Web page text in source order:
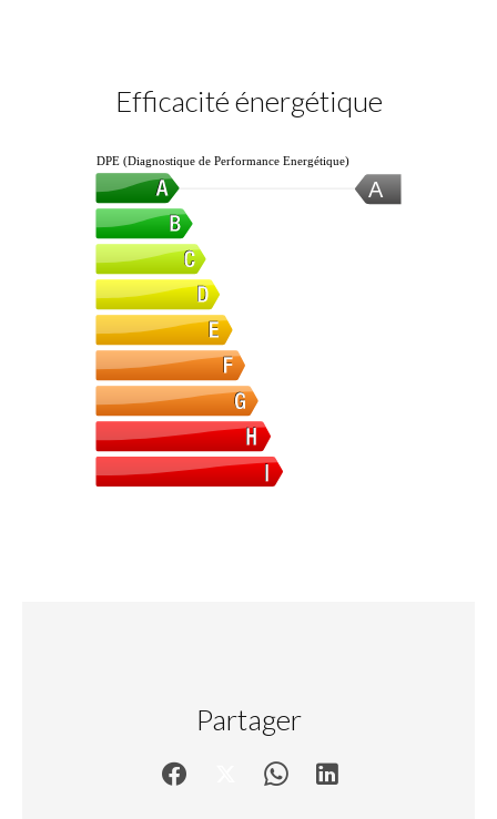
Efficacité énergétique
A
DPE (Diagnostique de Performance Energétique)
Partager